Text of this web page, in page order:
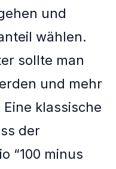
und
wählen.
sollte man
und mehr
klassische
der
“100 minus